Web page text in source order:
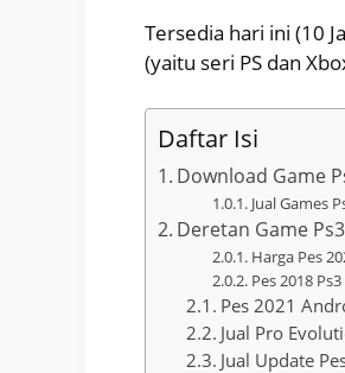
Tersedia hari ini (10
(yaitu seri PS dan
Daftar Isi
Download Game
Jual Games
Deretan Game
Harga Pes
Pes 2018
Pes 2021
Jual Pro
Jual Update